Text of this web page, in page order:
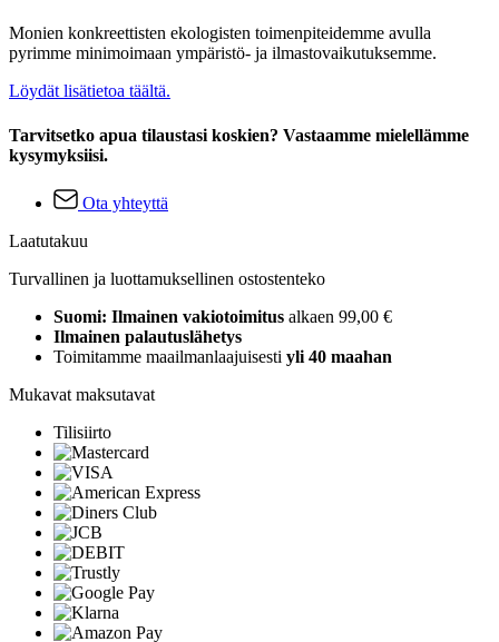
Monien konkreettisten ekologisten toimenpiteidemme avulla
pyrimme minimoimaan ympäristö- ja ilmastovaikutuksemme.
Löydät lisätietoa täältä.
Tarvitsetko apua tilaustasi koskien? Vastaamme mielellämme
kysymyksiisi.
Ota yhteyttä
Laatutakuu
Turvallinen ja luottamuksellinen ostostenteko
Suomi: Ilmainen vakiotoimitus alkaen 99,00 €
Ilmainen palautuslähetys
Toimitamme maailmanlaajuisesti yli 40 maahan
Mukavat maksutavat
Tilisiirto